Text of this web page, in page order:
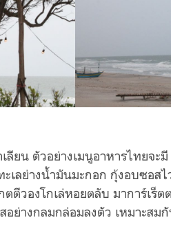
ลียน ตัวอย่างเมนูอาหารไทยจ
เลย่างน้ำมันมะกอก กุ้งอบซอส
ตีวองโกเล่หอยตลับ มาการ์เร็
อย่างกลมกล่อมลงตัว เหมาะสม